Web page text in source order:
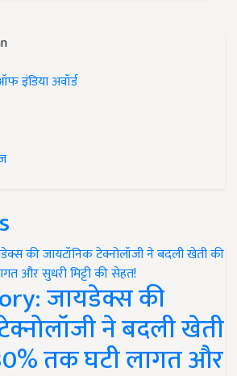
इंडिया अवॉर्ड
जायडेक्स की
ने बदली खेती
तक घटी लागत और